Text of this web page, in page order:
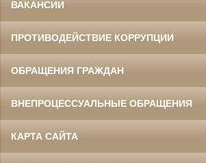
ВАКАНСИИ
ПРОТИВОДЕЙСТВИЕ КОРРУПЦИИ
ОБРАЩЕНИЯ ГРАЖДАН
ВНЕПРОЦЕССУАЛЬНЫЕ ОБРАЩЕНИЯ
КАРТА САЙТА